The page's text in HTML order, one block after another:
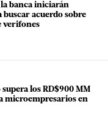
banca iniciarán
buscar acuerdo sobre
verifones
los RD$900 MM
microempresarios en